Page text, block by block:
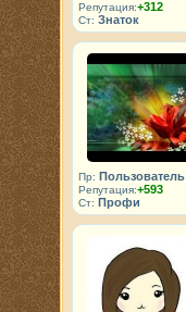
Репутация:+312
Ст: Знаток
Пр: Пользователь
Репутация:+593
Ст: Профи